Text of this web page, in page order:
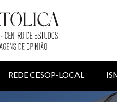
REDE CESOP-LOCAL